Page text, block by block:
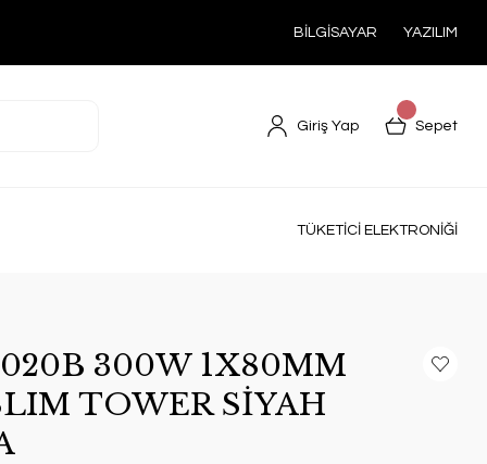
BİLGİSAYAR YAZILIM
Giriş Yap Sepet
TÜKETİCİ ELEKTRONİĞİ
300W 1X80MM
TOWER SİYAH